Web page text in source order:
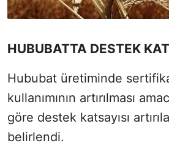
HUBUBATTA DESTEK
Hububat üretiminde
kullanımının artırılması
göre destek katsayısı
belirlendi.